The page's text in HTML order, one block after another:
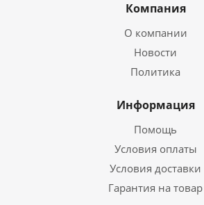
Компания
О компании
Новости
Политика
Информация
Помощь
Условия оплаты
Условия доставки
Гарантия на товар